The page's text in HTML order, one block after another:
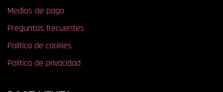
Medios de pago
Preguntas frecuentes
Política de cookies
Política de privacidad